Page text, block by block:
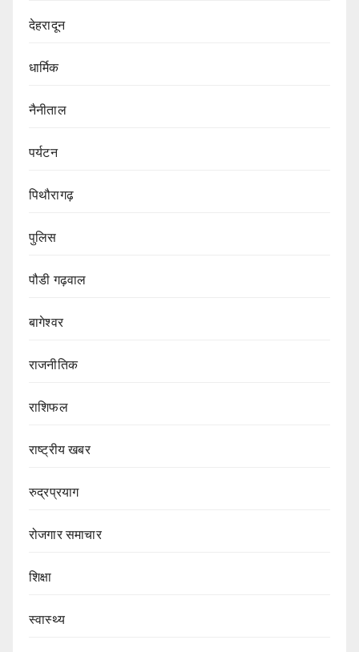
देहरादून
धार्मिक
नैनीताल
पर्यटन
पिथौरागढ़
पुलिस
पौडी गढ़वाल
बागेश्वर
राजनीतिक
राशिफल
राष्ट्रीय खबर
रुद्रप्रयाग
रोजगार समाचार
शिक्षा
स्वास्थ्य